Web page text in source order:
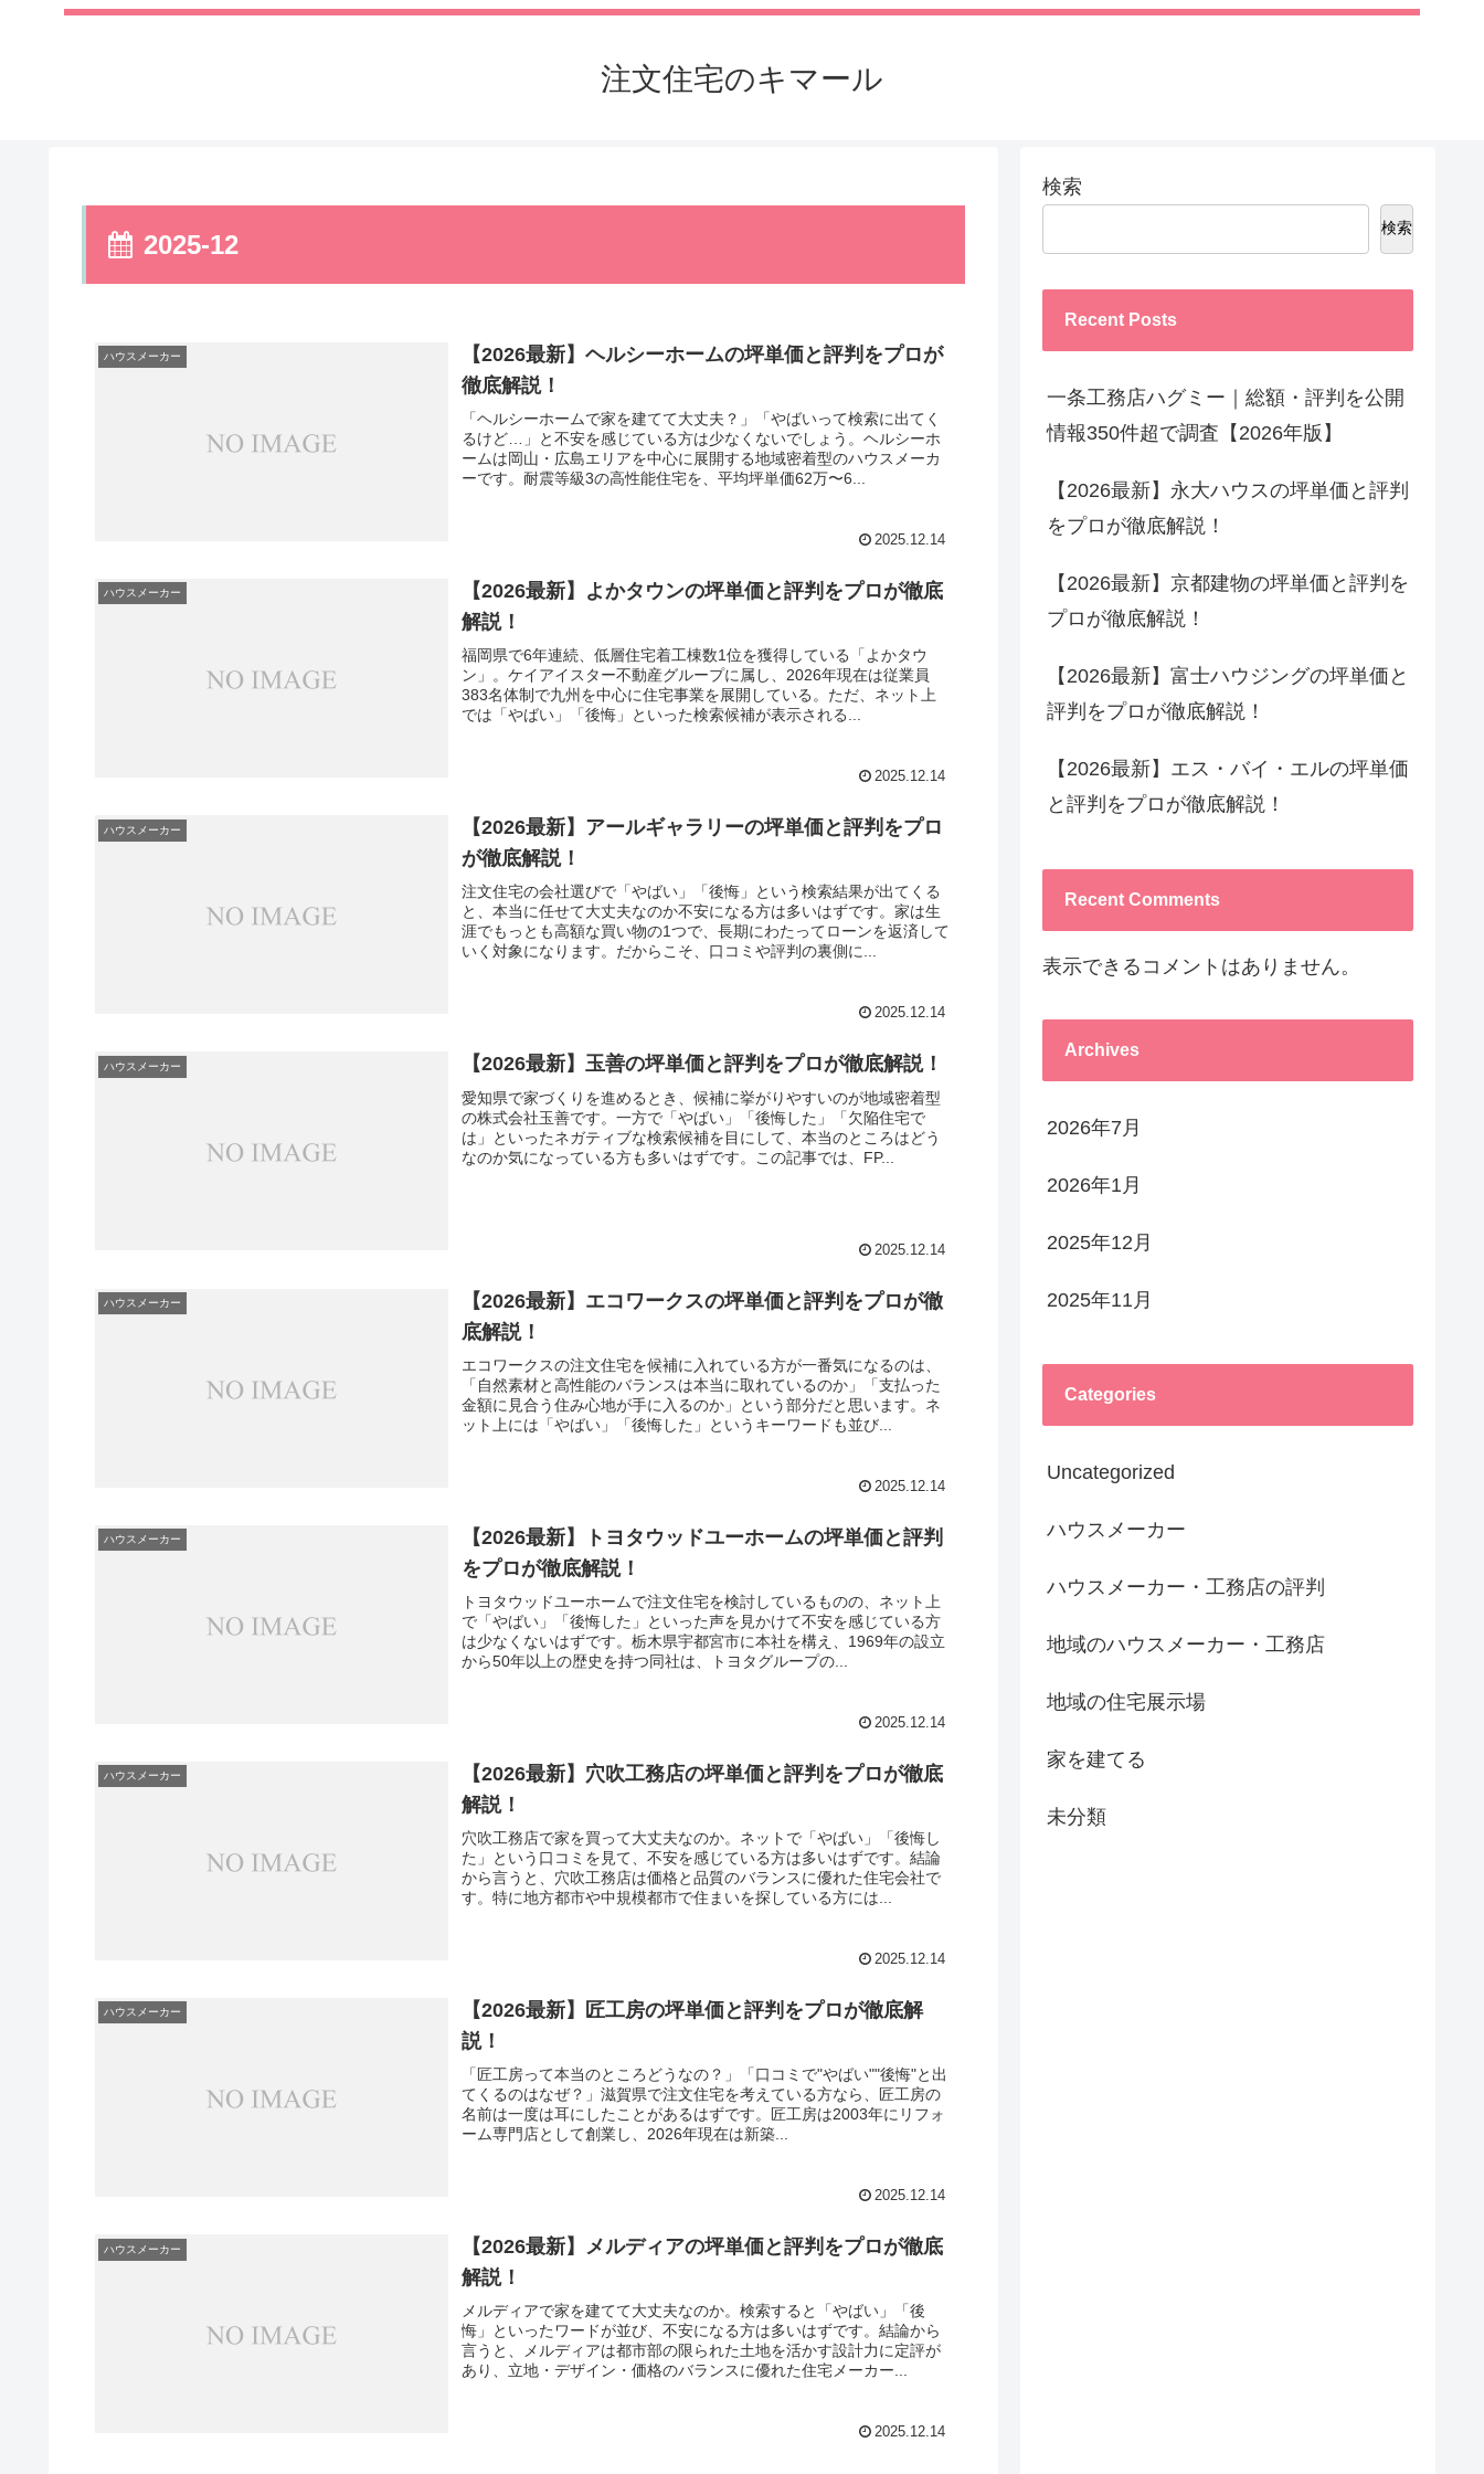
注文住宅のキマール
2025-12
ハウスメーカー
【2026最新】ヘルシーホームの坪単価と評判をプロが
徹底解説！
「ヘルシーホームで家を建てて大丈夫？」「やばいって検索に出てく
るけど…」と不安を感じている方は少なくないでしょう。ヘルシーホ
ームは岡山・広島エリアを中心に展開する地域密着型のハウスメーカ
ーです。耐震等級3の高性能住宅を、平均坪単価62万〜6...
2025.12.14
ハウスメーカー
【2026最新】よかタウンの坪単価と評判をプロが徹底
解説！
福岡県で6年連続、低層住宅着工棟数1位を獲得している「よかタウ
ン」。ケイアイスター不動産グループに属し、2026年現在は従業員
383名体制で九州を中心に住宅事業を展開している。ただ、ネット上
では「やばい」「後悔」といった検索候補が表示される...
2025.12.14
ハウスメーカー
【2026最新】アールギャラリーの坪単価と評判をプロ
が徹底解説！
注文住宅の会社選びで「やばい」「後悔」という検索結果が出てくる
と、本当に任せて大丈夫なのか不安になる方は多いはずです。家は生
涯でもっとも高額な買い物の1つで、長期にわたってローンを返済して
いく対象になります。だからこそ、口コミや評判の裏側に...
2025.12.14
ハウスメーカー 【2026最新】玉善の坪単価と評判をプロが徹底解説！
愛知県で家づくりを進めるとき、候補に挙がりやすいのが地域密着型
の株式会社玉善です。一方で「やばい」「後悔した」「欠陥住宅で
は」といったネガティブな検索候補を目にして、本当のところはどう
なのか気になっている方も多いはずです。この記事では、FP...
2025.12.14
ハウスメーカー
【2026最新】エコワークスの坪単価と評判をプロが徹
底解説！
エコワークスの注文住宅を候補に入れている方が一番気になるのは、
「自然素材と高性能のバランスは本当に取れているのか」「支払った
金額に見合う住み心地が手に入るのか」という部分だと思います。ネ
ット上には「やばい」「後悔した」というキーワードも並び...
2025.12.14
ハウスメーカー
【2026最新】トヨタウッドユーホームの坪単価と評判
をプロが徹底解説！
トヨタウッドユーホームで注文住宅を検討しているものの、ネット上
で「やばい」「後悔した」といった声を見かけて不安を感じている方
は少なくないはずです。栃木県宇都宮市に本社を構え、1969年の設立
から50年以上の歴史を持つ同社は、トヨタグループの...
2025.12.14
ハウスメーカー
【2026最新】穴吹工務店の坪単価と評判をプロが徹底
解説！
穴吹工務店で家を買って大丈夫なのか。ネットで「やばい」「後悔し
た」という口コミを見て、不安を感じている方は多いはずです。結論
から言うと、穴吹工務店は価格と品質のバランスに優れた住宅会社で
す。特に地方都市や中規模都市で住まいを探している方には...
2025.12.14
ハウスメーカー
【2026最新】匠工房の坪単価と評判をプロが徹底解
説！
「匠工房って本当のところどうなの？」「口コミで"やばい""後悔"と出
てくるのはなぜ？」滋賀県で注文住宅を考えている方なら、匠工房の
名前は一度は耳にしたことがあるはずです。匠工房は2003年にリフォ
ーム専門店として創業し、2026年現在は新築...
2025.12.14
ハウスメーカー
【2026最新】メルディアの坪単価と評判をプロが徹底
解説！
メルディアで家を建てて大丈夫なのか。検索すると「やばい」「後
悔」といったワードが並び、不安になる方は多いはずです。結論から
言うと、メルディアは都市部の限られた土地を活かす設計力に定評が
あり、立地・デザイン・価格のバランスに優れた住宅メーカー...
2025.12.14
検索
検索
Recent Posts
一条工務店ハグミー｜総額・評判を公開
情報350件超で調査【2026年版】
【2026最新】永大ハウスの坪単価と評判
をプロが徹底解説！
【2026最新】京都建物の坪単価と評判を
プロが徹底解説！
【2026最新】富士ハウジングの坪単価と
評判をプロが徹底解説！
【2026最新】エス・バイ・エルの坪単価
と評判をプロが徹底解説！
Recent Comments
表示できるコメントはありません。
Archives
2026年7月
2026年1月
2025年12月
2025年11月
Categories
Uncategorized
ハウスメーカー
ハウスメーカー・工務店の評判
地域のハウスメーカー・工務店
地域の住宅展示場
家を建てる
未分類